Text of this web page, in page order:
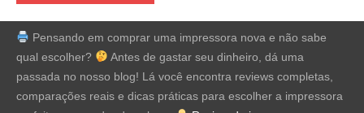
Pensando em comprar uma impressora nova e não sabe
qual escolher?
Antes de gastar seu dinheiro, dá uma
passada no nosso blog! Lá você encontra reviews completas,
comparações reais e dicas práticas para escolher a impressora